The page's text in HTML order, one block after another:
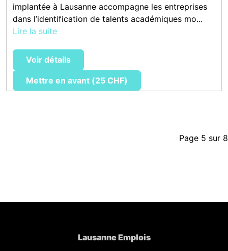
implantée à Lausanne accompagne les entreprises
dans l’identification de talents académiques mo...
Lire la suite
Voir détails
Mettre en avant (25 CHF)
Page 5 sur 8
Lausanne Emplois